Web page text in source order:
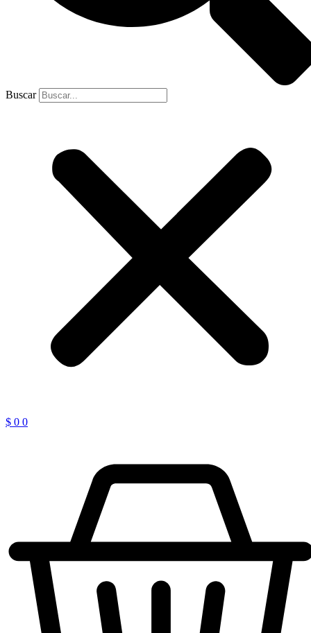
Buscar
$ 0 0